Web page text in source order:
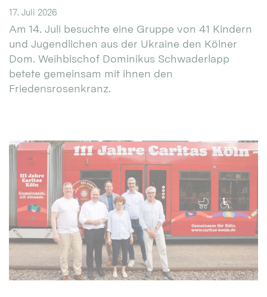
17. Juli 2026
Am 14. Juli besuchte eine Gruppe von 41 Kindern
und Jugendlichen aus der Ukraine den Kölner
Dom. Weihbischof Dominikus Schwaderlapp
betete gemeinsam mit ihnen den
Friedensrosenkranz.